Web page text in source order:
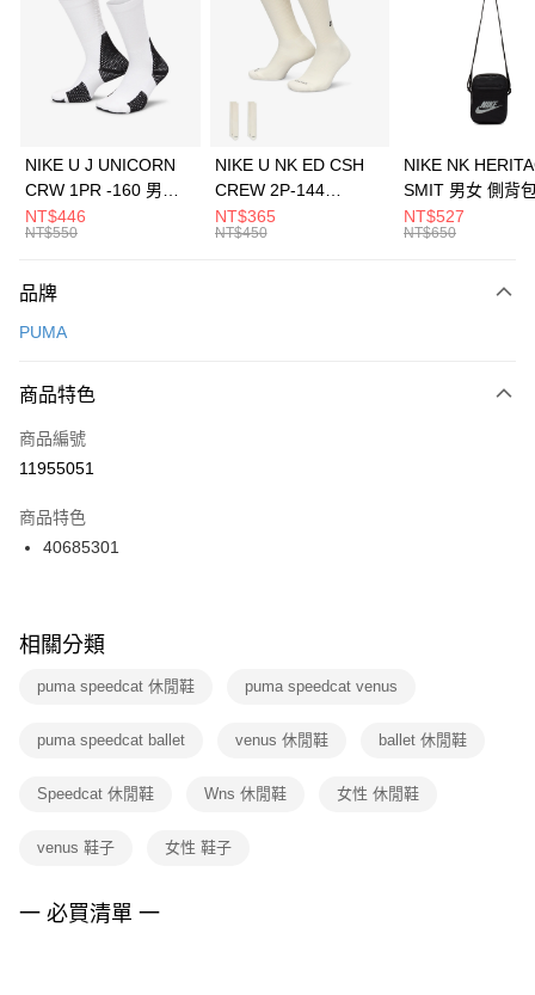
3 期 0 利率 每期 21家銀行
合作金庫商業銀行
第一商業銀行
華南商業銀行
彰化商業銀行
上海商業儲蓄銀行
元大商業銀行
台灣樂天信用卡公司
Apple Pay
全盈+PAY
AFTEE先享後付
【關於「AFTEE先享後付」】
便利好安心！
３．安心：先確認商品／服務後，再付款。
【「AFTEE先享後付」結帳流程】
１．於結帳方式選擇「AFTEE先享後付」後，將跳轉至「AFTEE先享後付」
２．訂單成立數日內，您將收到繳費通知簡訊。
３．收到繳費通知簡訊後14天內，點擊此簡訊中的連結，可透過四大超商／
ATM／網路銀行／等多元方式進行付款，方視為交易完成。
※ 交易是否成功請以「AFTEE先享後付 」之結帳頁面顯示為準，若有關於
是否繳費成功／繳費後需取消欲退款等相關疑問，請聯繫「AFTEE先享後付
客戶支援中心」https://netprotections.freshdesk.com/support/home
１．透過由恩沛科技股份有限公司提供之「AFTEE先享後付」服務完成之交
權轉讓予恩沛科技股份有限公司。
３．未成年的使用者請事先徵得法定代理人或監護人之同意方可使用
４．使用「AFTEE先享後付」時，將依據個別帳號之用戶狀況，依本公司即
運送方式
每筆NT$100，滿NT$1,500(含以上)免運費
宅配
每筆NT$100，滿NT$1,500(含以上)免運費
付款後門市自取
每筆NT$100，滿NT$1,500(含以上)免運費
NIKE U J UNICORN
CRW 1PR -160 男女
中統襪 FZ3393100
NT$446
NT$550
NIKE U NK ED CSH
CREW 2P-144
EMBRDY 男女 短統襪
FZ3073133
NT$365
NT$450
NIKE NK
SMIT 男女 側背
BA5871010
NT$527
NT$650
品牌
PUMA
商品特色
商品編號
11955051
商品特色
40685301
相關分類
puma speedcat 休閒鞋 puma speedcat venus
puma speedcat ballet venus 休閒鞋 ballet 休閒鞋
Speedcat 休閒鞋 Wns 休閒鞋 女性 休閒鞋
venus 鞋子 女性 鞋子
一 必買清單 一